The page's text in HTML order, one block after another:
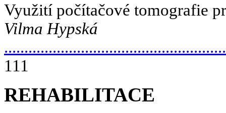
Využití počítačové tomografie
Vilma Hypská
111
REHABILITACE